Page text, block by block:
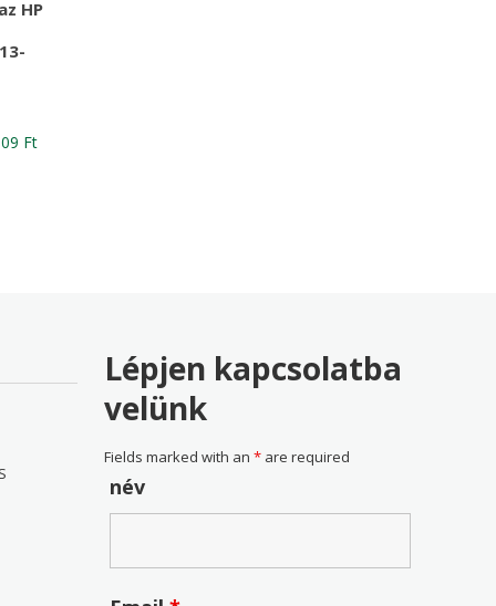
HP
FtCurrent
Lépjen kapcsolatba
velünk
Fields marked with an* are required
név